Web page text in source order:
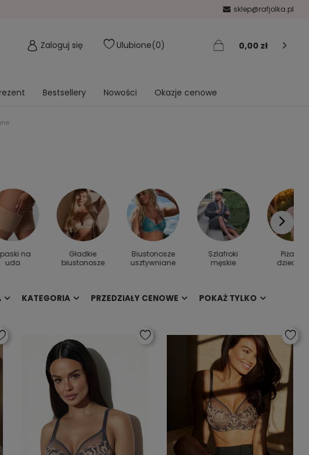
sklep@rafjolka.pl
Zaloguj się Ulubione 0 0,00 zł
Bestsellery Nowości Okazje cenowe
na
uda
Gładkie
biustonosze
Biustonosze
usztywniane
Szlafroki
męskie
Piżamy
KATEGORIA PRZEDZIAŁY CENOWE POKAŻ TYLKO